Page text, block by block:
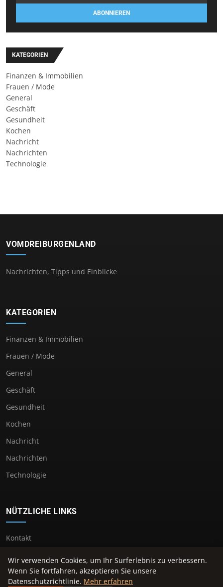
ABONNIEREN
KATEGORIEN
Finanzen & Immobilien
Frauen / Mode
General
Geschäft
Gesundheit
Kochen
Nachricht
Nachrichten
Technologie
VOMDREIBURGENLAND
Nachrichten, Tipps und Einblicke
KATEGORIEN
Finanzen & Immobilien
Frauen / Mode
General
Geschäft
Gesundheit
Kochen
Nachricht
Nachrichten
Technologie
NÜTZLICHE LINKS
Kontakt
© 2026 Vomdreiburgenland. Alle Rechte vorbehalten.
Wir verwenden Cookies, um Ihr Surferlebnis zu verbessern.
Wenn Sie fortfahren, akzeptieren Sie unsere
Datenschutzrichtlinie. Mehr erfahren